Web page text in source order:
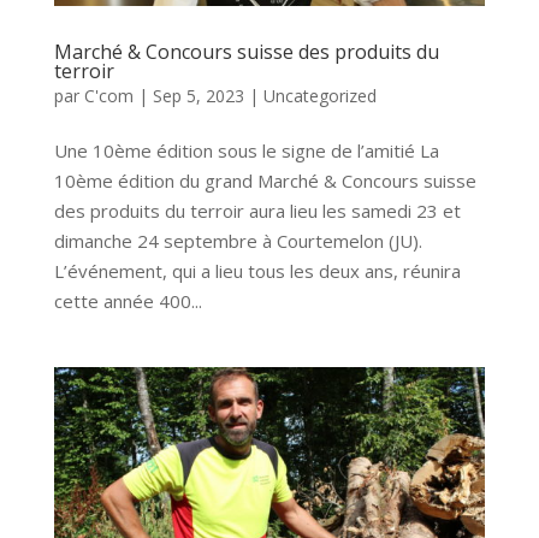
Marché & Concours suisse des produits du
terroir
par C'com | Sep 5, 2023 | Uncategorized
Une 10ème édition sous le signe de l’amitié La
10ème édition du grand Marché & Concours suisse
des produits du terroir aura lieu les samedi 23 et
dimanche 24 septembre à Courtemelon (JU).
L’événement, qui a lieu tous les deux ans, réunira
cette année 400...